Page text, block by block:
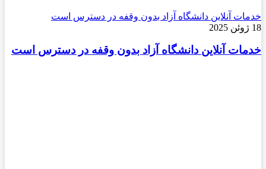
خدمات آنلاین دانشگاه آزاد بدون وقفه در دسترس است
18 ژوئن 2025
خدمات آنلاین دانشگاه آزاد بدون وقفه در دسترس است